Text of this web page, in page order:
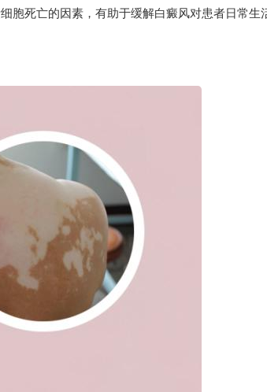
胞死亡的因素，有助于缓解白癜风对患者日常生